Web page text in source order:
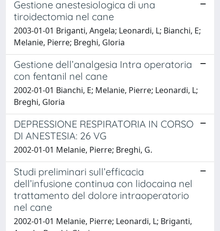
Gestione anestesiologica di una
tiroidectomia nel cane
2003-01-01 Briganti, Angela; Leonardi, L; Bianchi, E;
Melanie, Pierre; Breghi, Gloria
Gestione dell’analgesia Intra operatoria
con fentanil nel cane
2002-01-01 Bianchi, E; Melanie, Pierre; Leonardi, L;
Breghi, Gloria
DEPRESSIONE RESPIRATORIA IN CORSO
DI ANESTESIA: 26 VG
2002-01-01 Melanie, Pierre; Breghi, G.
Studi preliminari sull’efficacia
dell’infusione continua con lidocaina nel
trattamento del dolore intraoperatorio
nel cane
2002-01-01 Melanie, Pierre; Leonardi, L; Briganti,